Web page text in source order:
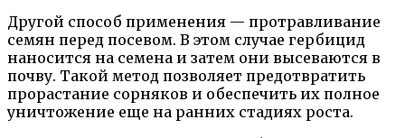
Другой способ применения — протравливание
семян перед посевом. В этом случае гербицид
наносится на семена и затем они высеваются в
почву. Такой метод позволяет предотвратить
прорастание сорняков и обеспечить их полное
уничтожение еще на ранних стадиях роста.